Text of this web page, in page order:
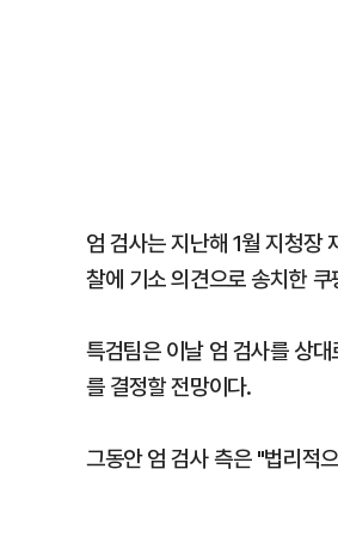
엄 검사는 지난해 1월 지청장
찰에 기소 의견으로 송치한
특검팀은 이날 엄 검사를 상
를 결정할 전망이다.
그동안 엄 검사 측은 "법리적